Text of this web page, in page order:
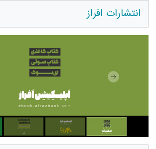
انتشارات افراز